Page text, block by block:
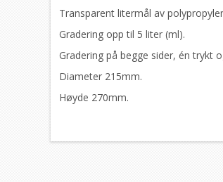
Transparent litermål av
Gradering opp til 5 liter (ml).
Gradering på begge sider, én trykt
Diameter 215mm.
Høyde 270mm.